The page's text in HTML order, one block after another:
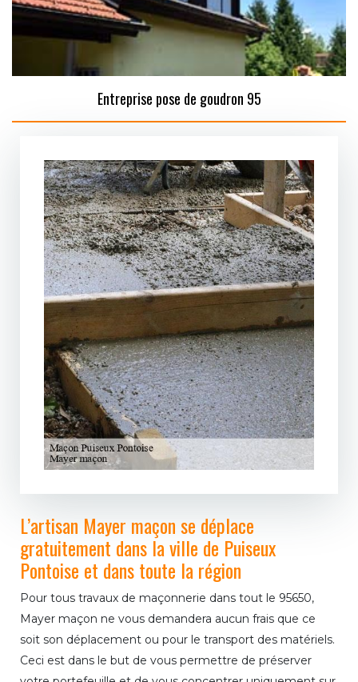
Entreprise pose de goudron 95
L’artisan Mayer maçon se déplace
gratuitement dans la ville de Puiseux
Pontoise et dans toute la région
Pour tous travaux de maçonnerie dans tout le 95650,
Mayer maçon ne vous demandera aucun frais que ce
soit son déplacement ou pour le transport des matériels.
Ceci est dans le but de vous permettre de préserver